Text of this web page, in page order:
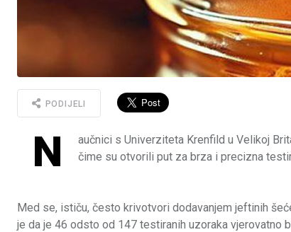
PODIJELI
N
aučnici s Univerziteta Krenfild u Velikoj
čime su otvorili put za brza i precizna
Med se, ističu, često krivotvori dodavanjem jeftinih
je da je 46 odsto od 147 testiranih uzoraka vjerovatno